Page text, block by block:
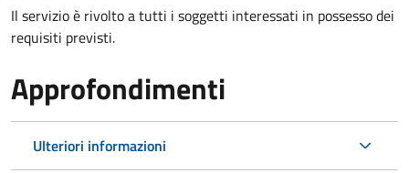
Il servizio è rivolto a tutti i soggetti interessati in possesso dei
requisiti previsti.
Approfondimenti
Ulteriori informazioni